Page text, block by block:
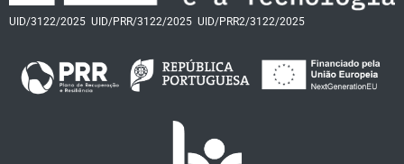
UID/3122/2025 UID/PRR/3122/2025 UID/PRR2/3122/2025